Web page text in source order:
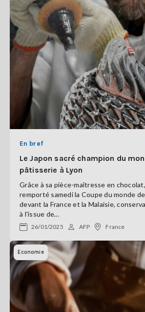
En bref
Le Japon sacré champion du
pâtisserie à Lyon
Grâce à sa pièce-maîtresse en
remporté samedi la Coupe du monde
devant la France et la Malaisie,
à l'issue de...
26/01/2025 AFP France
Economie